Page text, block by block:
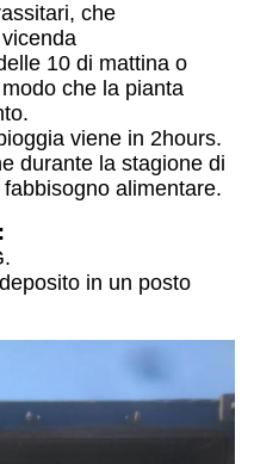
che
10 di mattina o
che la pianta
viene in 2hours.
durante la stagione di
alimentare.
in un posto